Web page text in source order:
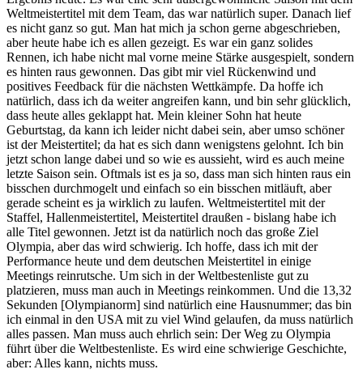
Weltmeistertitel mit dem Team, das war natürlich super. Danach lief
es nicht ganz so gut. Man hat mich ja schon gerne abgeschrieben,
aber heute habe ich es allen gezeigt. Es war ein ganz solides
Rennen, ich habe nicht mal vorne meine Stärke ausgespielt, sondern
es hinten raus gewonnen. Das gibt mir viel Rückenwind und
positives Feedback für die nächsten Wettkämpfe. Da hoffe ich
natürlich, dass ich da weiter angreifen kann, und bin sehr glücklich,
dass heute alles geklappt hat. Mein kleiner Sohn hat heute
Geburtstag, da kann ich leider nicht dabei sein, aber umso schöner
ist der Meistertitel; da hat es sich dann wenigstens gelohnt. Ich bin
jetzt schon lange dabei und so wie es aussieht, wird es auch meine
letzte Saison sein. Oftmals ist es ja so, dass man sich hinten raus ein
bisschen durchmogelt und einfach so ein bisschen mitläuft, aber
gerade scheint es ja wirklich zu laufen. Weltmeistertitel mit der
Staffel, Hallenmeistertitel, Meistertitel draußen - bislang habe ich
alle Titel gewonnen. Jetzt ist da natürlich noch das große Ziel
Olympia, aber das wird schwierig. Ich hoffe, dass ich mit der
Performance heute und dem deutschen Meistertitel in einige
Meetings reinrutsche. Um sich in der Weltbestenliste gut zu
platzieren, muss man auch in Meetings reinkommen. Und die 13,32
Sekunden [Olympianorm] sind natürlich eine Hausnummer; das bin
ich einmal in den USA mit zu viel Wind gelaufen, da muss natürlich
alles passen. Man muss auch ehrlich sein: Der Weg zu Olympia
führt über die Weltbestenliste. Es wird eine schwierige Geschichte,
aber: Alles kann, nichts muss.